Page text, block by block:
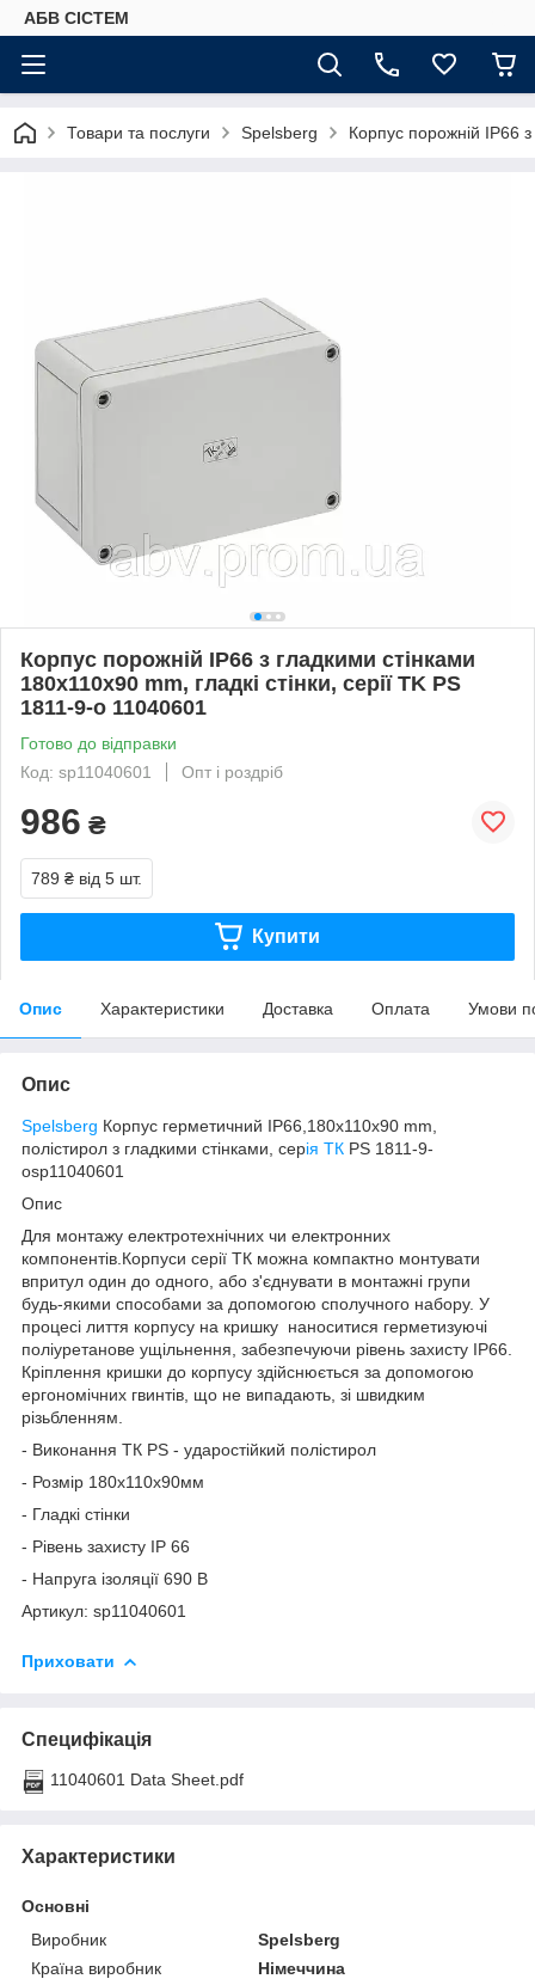
АБВ СІСТЕМ
Товари та послуги Spelsberg Корпус порожній IP66
Корпус порожній IP66 з гладкими стінками
180х110х90 mm, гладкі стінки, серії TK PS
1811-9-o 11040601
Готово до відправки
Код: sp11040601
Опт і роздріб
986 ₴
789 ₴ від 5 шт.
Купити
Опис Характеристики Доставка Оплата Умови
Опис
Spelsberg Корпус герметичний IP66,180х110х90 mm,
полістирол з гладкими стінками, серія ТК PS 1811-9-
osp11040601
Опис
Для монтажу електротехнічних чи електронних
компонентів.Корпуси серії ТК можна компактно монтувати
впритул один до одного, або з'єднувати в монтажні групи
будь-якими способами за допомогою сполучного набору. У
процесі лиття корпусу на кришку наноситися герметизуючі
поліуретанове ущільнення, забезпечуючи рівень захисту ІР66.
Кріплення кришки до корпусу здійснюється за допомогою
ергономічних гвинтів, що не випадають, зі швидким
різьбленням.
- Виконання ТК PS - ударостійкий полістирол
- Розмір 180х110х90мм
- Гладкі стінки
- Рівень захисту IP 66
- Напруга ізоляції 690 В
Артикул: sp11040601
Приховати
Специфікація
11040601 Data Sheet.pdf
Характеристики
Основні
Виробник
Spelsberg
Країна виробник
Німеччина